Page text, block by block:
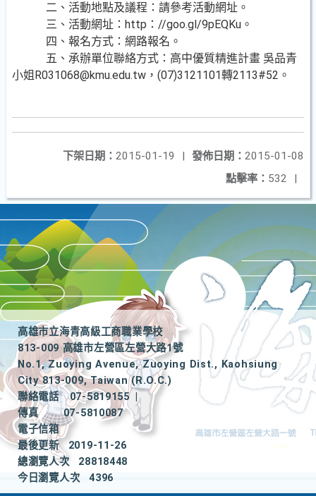
二、活動地點及議程：請參考活動網址。
三、活動網址：http：//goo.gl/9pEQKu。
四、報名方式：網路報名。
五、承辦單位聯絡方式：高中優質精進計畫 吳品青
小姐R031068@kmu.edu.tw，(07)3121101轉2113#52。
發佈日期： 2015-01-08
下架日期： 2015-01-19
|
點擊率： 532 |
高雄市立海青高級工商職業學校
813-009 高雄市左營區左營大路1號
No.1, Zuoying Avenue, Zuoying Dist., Kaohsiung
City 813-009, Taiwan (R.O.C.)
聯絡電話
07-5819155
|
傳真
07-5810087
電子信箱
最後更新
2019-11-26
總瀏覽人次
28818448
今日瀏覽人次
4396